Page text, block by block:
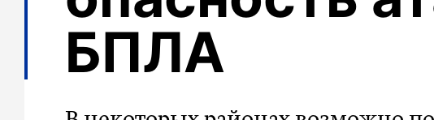
БПЛА